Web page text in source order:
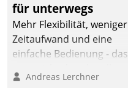
für unterwegs
Mehr Flexibilität, weniger
Zeitaufwand und eine
einfache Bedienung - das
Cockpit für mobile
Andreas Lerchner